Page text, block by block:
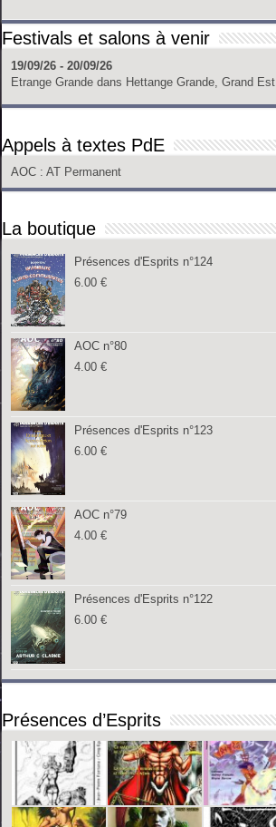
Festivals et salons à venir
19/09/26 - 20/09/26
Etrange Grande dans Hettange Grande, Grand Est
Appels à textes PdE
AOC : AT Permanent
La boutique
Présences d'Esprits n°124
6.00€
AOC n°80
4.00€
Présences d'Esprits n°123
6.00€
AOC n°79
4.00€
Présences d'Esprits n°122
6.00€
Présences d’Esprits